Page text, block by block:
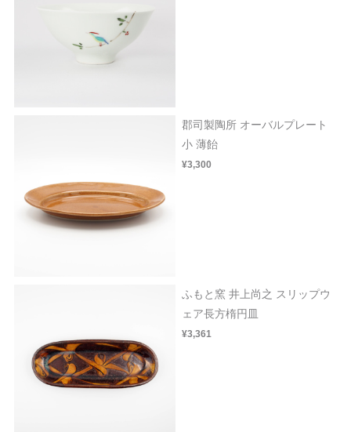
郡司製陶所 オーバルプレート
小 薄飴
¥3,300
ふもと窯 井上尚之 スリップウ
ェア長方楕円皿
¥3,361